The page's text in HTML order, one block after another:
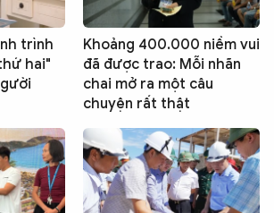
trình
hai"
Khoảng 400.000 niềm vui
đã được trao: Mỗi nhãn
chai mở ra một câu
chuyện rất thật